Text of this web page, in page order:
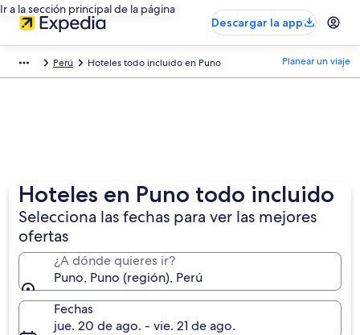
Ir a la sección principal de la página
Descargar la app
Perú Hoteles todo incluido en Puno Planear un viaje
Hoteles en Puno todo incluido
Selecciona las fechas para ver las mejores
ofertas
¿A dónde quieres ir?
Puno, Puno (región), Perú
Fechas
jue. 20 de ago. - vie. 21 de ago.